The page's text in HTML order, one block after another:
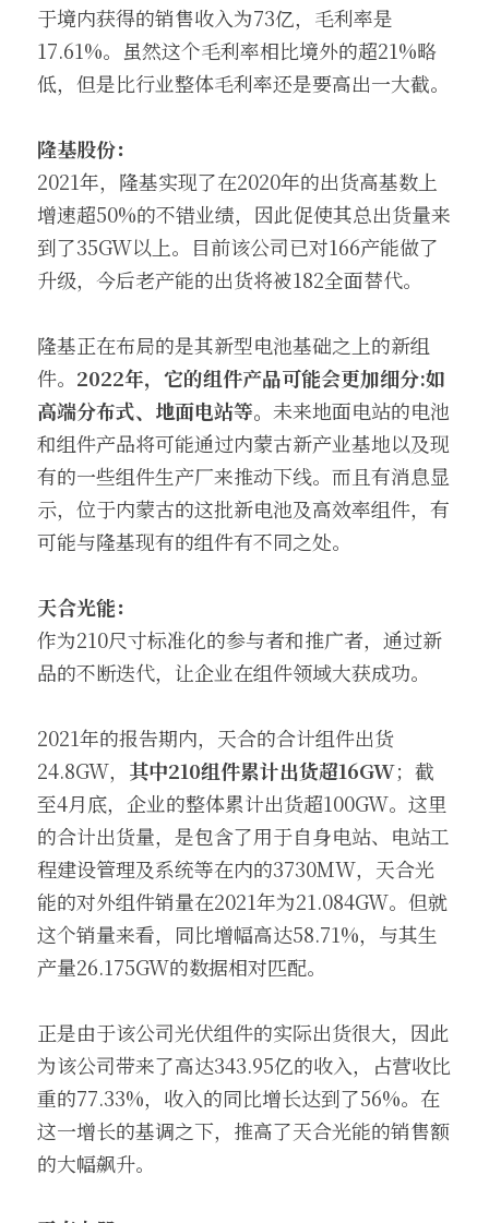
于境内获得的销售收入为73亿，毛利率是
17.61%。虽然这个毛利率相比境外的超21%略
低，但是比行业整体毛利率还是要高出一大截。
隆基股份：
2021年，隆基实现了在2020年的出货高基数上
增速超50%的不错业绩，因此促使其总出货量来
到了35GW以上。目前该公司已对166产能做了
升级，今后老产能的出货将被182全面替代。
隆基正在布局的是其新型电池基础之上的新组
件。 2022年，它的组件产品可能会更加细分:如
高端分布式、地面电站等。 未来地面电站的电池
和组件产品将可能通过内蒙古新产业基地以及现
有的一些组件生产厂来推动下线。而且有消息显
示，位于内蒙古的这批新电池及高效率组件，有
可能与隆基现有的组件有不同之处。
天合光能：
作为210尺寸标准化的参与者和推广者，通过新
品的不断迭代，让企业在组件领域大获成功。
2021年的报告期内，天合的合计组件出货
24.8GW， 其中210组件累计出货超16GW；截
至4月底，企业的整体累计出货超100GW。这里
的合计出货量，是包含了用于自身电站、电站工
程建设管理及系统等在内的3730MW，天合光
能的对外组件销量在2021年为21.084GW。但就
这个销量来看，同比增幅高达58.71%，与其生
产量26.175GW的数据相对匹配。
正是由于该公司光伏组件的实际出货很大，因此
为该公司带来了高达343.95亿的收入，占营收比
重的77.33%，收入的同比增长达到了56%。在
这一增长的基调之下，推高了天合光能的销售额
的大幅飙升。